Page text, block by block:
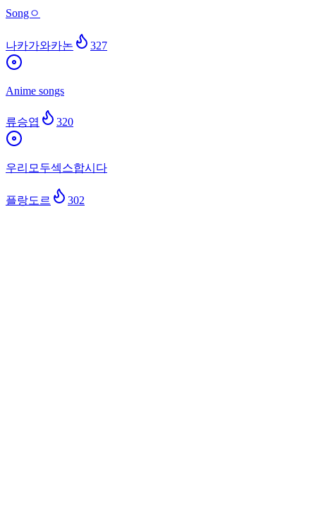
Songㅇ
나카가와카논 327
Anime songs
류승엽 320
우리모두섹스합시다
플랑도르 302